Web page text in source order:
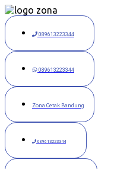
Langsung
ke
konten
089613223344
089613223344
Zona Cetak Bandung
089613223344